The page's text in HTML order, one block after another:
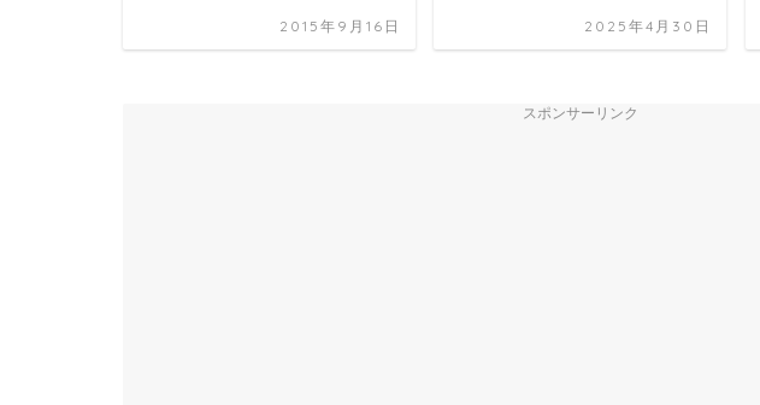
2015年9月16日 2025年4月30日
スポンサーリンク